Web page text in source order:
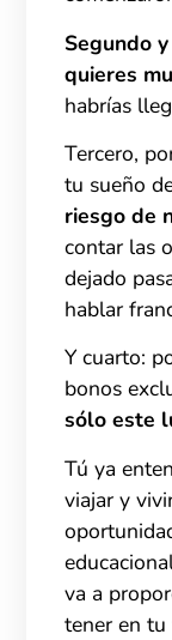
Segundo y
quieres
habrías
Tercero,
tu sueño
riesgo de
contar las
dejado
hablar
Y cuarto:
bonos
sólo este
Tú ya
viajar y
va a
tener en tu